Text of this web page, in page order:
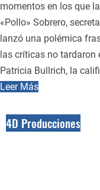
momentos en los que
«Pollo» Sobrero,
lanzó una polémica
las críticas no tardaron
Patricia Bullrich, la
Leer Más
4D Producciones